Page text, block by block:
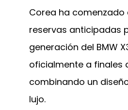
Corea ha
reservas anticipadas
generación del BMW
oficialmente a finales
combinando un
lujo.